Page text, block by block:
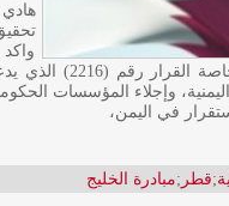
قرارات مجلس
وإجلاء المؤسسات
في اليمن،
;قطر ;مبادرة الخليج